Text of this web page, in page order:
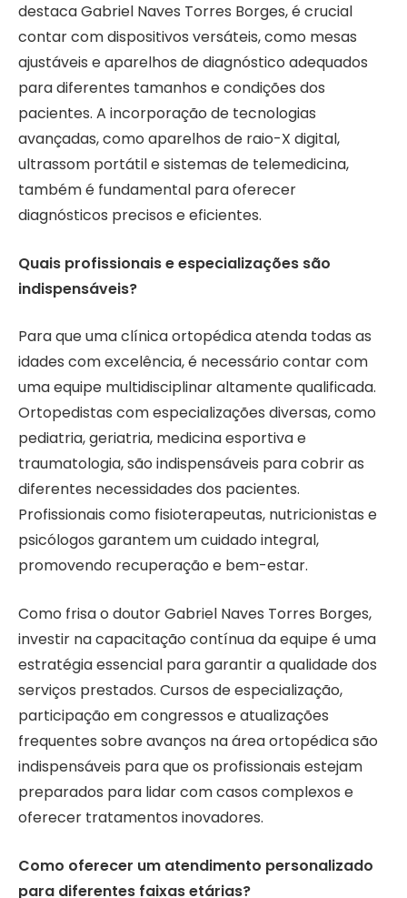
destaca Gabriel Naves Torres Borges, é crucial
contar com dispositivos versáteis, como mesas
ajustáveis e aparelhos de diagnóstico adequados
para diferentes tamanhos e condições dos
pacientes. A incorporação de tecnologias
avançadas, como aparelhos de raio-X digital,
ultrassom portátil e sistemas de telemedicina,
também é fundamental para oferecer
diagnósticos precisos e eficientes.
Quais profissionais e especializações são
indispensáveis?
Para que uma clínica ortopédica atenda todas as
idades com excelência, é necessário contar com
uma equipe multidisciplinar altamente qualificada.
Ortopedistas com especializações diversas, como
pediatria, geriatria, medicina esportiva e
traumatologia, são indispensáveis para cobrir as
diferentes necessidades dos pacientes.
Profissionais como fisioterapeutas, nutricionistas e
psicólogos garantem um cuidado integral,
promovendo recuperação e bem-estar.
Como frisa o doutor Gabriel Naves Torres Borges,
investir na capacitação contínua da equipe é uma
estratégia essencial para garantir a qualidade dos
serviços prestados. Cursos de especialização,
participação em congressos e atualizações
frequentes sobre avanços na área ortopédica são
indispensáveis para que os profissionais estejam
preparados para lidar com casos complexos e
oferecer tratamentos inovadores.
Como oferecer um atendimento personalizado
para diferentes faixas etárias?